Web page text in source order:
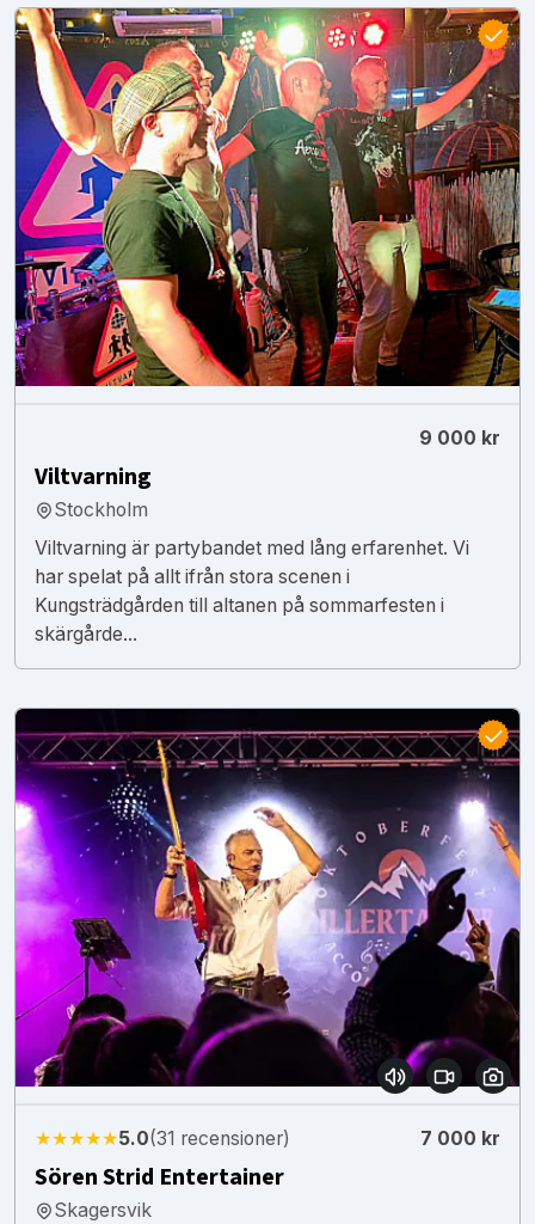
9 000 kr
Viltvarning
Stockholm
Viltvarning är partybandet med lång erfarenhet. Vi
har spelat på allt ifrån stora scenen i
Kungsträdgården till altanen på sommarfesten i
skärgårde...
★★★★★5.0(31 recensioner) 7 000 kr
Sören Strid Entertainer
Skagersvik